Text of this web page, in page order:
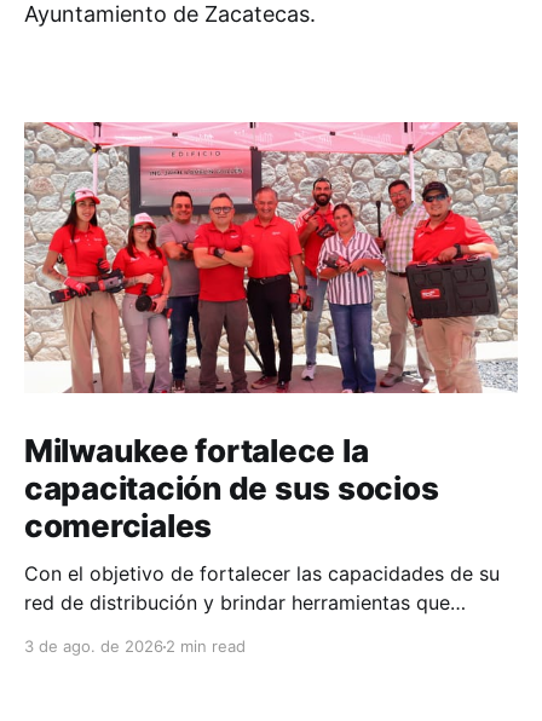
Ayuntamiento de Zacatecas.
Milwaukee fortalece la
capacitación de sus socios
comerciales
Con el objetivo de fortalecer las capacidades de su
red de distribución y brindar herramientas que
técnico, Milwaukee llevó a cabo una capacitación
3 de ago. de 2026 2 min read